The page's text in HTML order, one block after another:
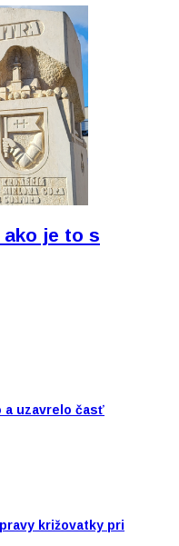
je to s
a uzavrelo časť
križovatky pri